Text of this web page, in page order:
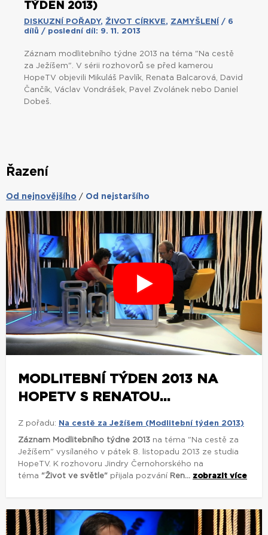
TÝDEN 2013)
DISKUZNÍ POŘADY, ŽIVOT CÍRKVE, ZAMYŠLENÍ
/ 6
dílů / poslední díl: 9. 11. 2013
Záznam modlitebního týdne 2013 na téma "Na cestě
za Ježíšem". V sérii rozhovorů se před kamerou
HopeTV objevili Mikuláš Pavlík, Renata Balcarová, David
Čančík, Václav Vondrášek, Pavel Zvolánek nebo Daniel
Dobeš.
Řazení
Od nejnovějšího / Od nejstaršího
MODLITEBNÍ TÝDEN 2013 NA
HOPETV S RENATOU...
Z pořadu: Na cestě za Ježíšem (Modlitební týden 2013)
Záznam Modlitebního týdne 2013 na téma "Na cestě za
Ježíšem" vysílaného v pátek 8. listopadu 2013 ze studia
HopeTV. K rozhovoru Jindry Černohorského na
téma "Život ve světle" přijala pozvání Ren... zobrazit více